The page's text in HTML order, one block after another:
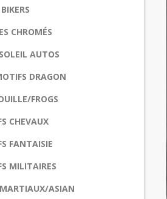
CHROMÉS
AUTOS
DRAGON
FROGS
CHEVAUX
FANTAISIE
MILITAIRES
ASIAN